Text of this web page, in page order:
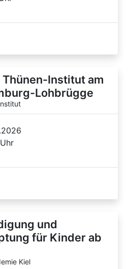
Institut am
Lohbrügge
und
für Kinder ab
Kiel